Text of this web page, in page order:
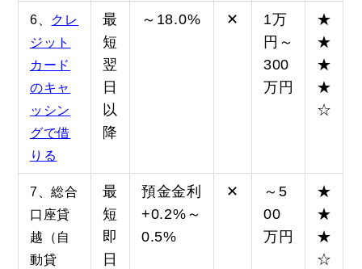
6、 クレ
ジット
カード
のキャ
ッシン
グで借
りる
最
短
翌
日
以
降
～18.0% ✕
1万
円～
300
万円
★
★
★
★
☆
7、総合
口座貸
越（自
動貸
最
短
即
日
預金金利
+0.2%～
0.5%
✕
～5
00
万円
★
★
★
☆